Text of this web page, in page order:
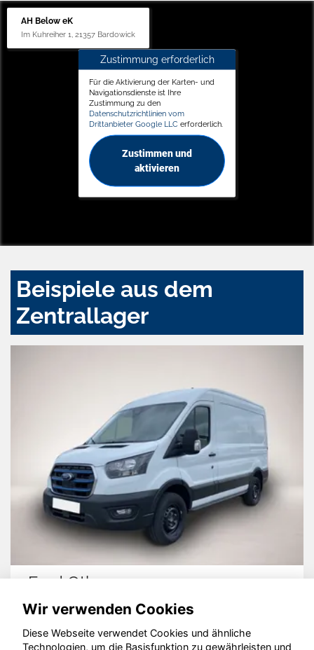
AH Below eK
Im Kuhreiher 1, 21357 Bardowick
Zustimmung erforderlich
Für die Aktivierung der Karten- und
Navigationsdienste ist Ihre
Zustimmung zu den
Datenschutzrichtlinien vom
Drittanbieter Google LLC erforderlich.
Zustimmen und
aktivieren
Beispiele aus dem
Zentrallager
Ford Other
Wir verwenden Cookies
Diese Webseite verwendet Cookies und ähnliche
Technologien, um die Basisfunktion zu gewährleisten und